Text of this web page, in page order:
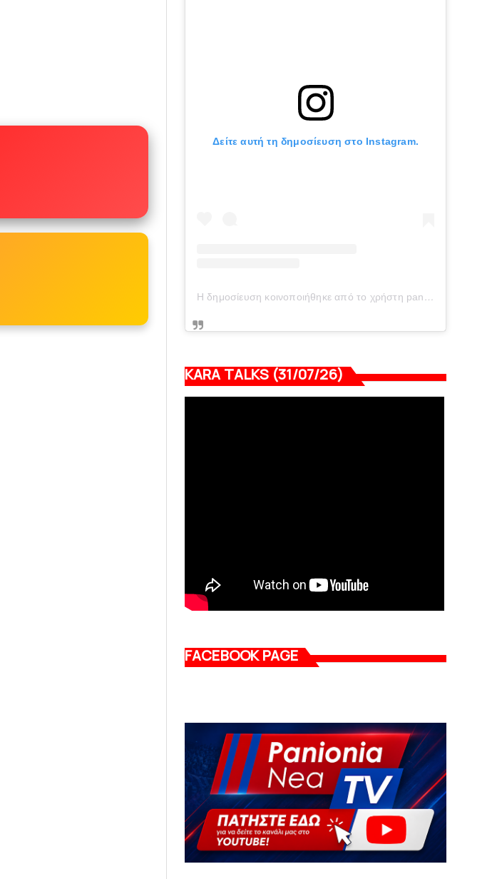
Δείτε αυτή τη δημοσίευση στο Instagram.
Η δημοσίευση κοινοποιήθηκε από το χρήστη panionianea.gr (@panionianea.gr)
KARA TALKS (31/07/26)
FACEBOOK PAGE